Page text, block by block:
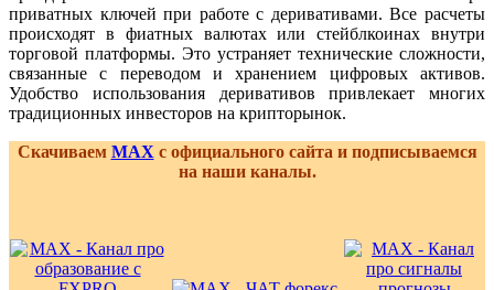
приватных ключей при работе с деривативами. Все расчеты
происходят в фиатных валютах или стейблкоинах внутри
торговой платформы. Это устраняет технические сложности,
связанные с переводом и хранением цифровых активов.
Удобство использования деривативов привлекает многих
традиционных инвесторов на крипторынок.
Скачиваем MAX с официального сайта и подписываемся
на наши каналы.